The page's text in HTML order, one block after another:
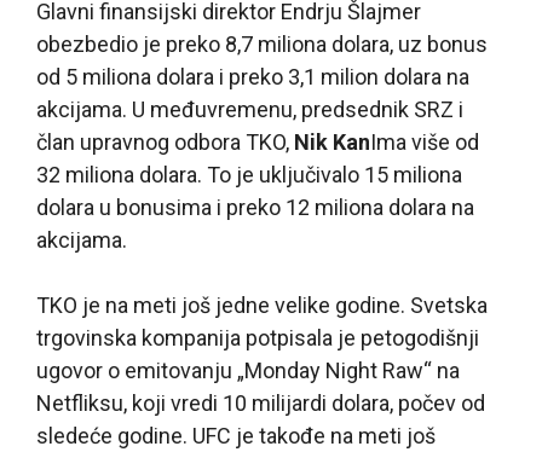
Glavni finansijski direktor Endrju Šlajmer
obezbedio je preko 8,7 miliona dolara, uz bonus
od 5 miliona dolara i preko 3,1 milion dolara na
akcijama. U međuvremenu, predsednik SRZ i
član upravnog odbora TKO, Nik KanIma više od
32 miliona dolara. To je uključivalo 15 miliona
dolara u bonusima i preko 12 miliona dolara na
akcijama.
TKO je na meti još jedne velike godine. Svetska
trgovinska kompanija potpisala je petogodišnji
ugovor o emitovanju „Monday Night Raw“ na
Netfliksu, koji vredi 10 milijardi dolara, počev od
sledeće godine. UFC je takođe na meti još